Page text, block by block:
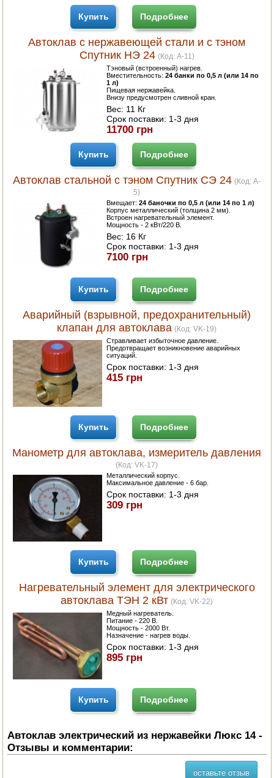
Купить Подробнее
Автоклав с нержавеющей стали и с тэном
Спутник НЭ 24 (Код: A-11)
Тэновый (встроенный) нагрев.
Вместительность: 24 банки по 0,5 л (или 14 по
1 л)
Пищевая нержавейка.
Внизу предусмотрен сливной кран.
Вес: 11 Кг
Срок поставки: 1-3 дня
11700 грн
Купить Подробнее
Автоклав стальной с тэном Спутник СЭ 24 (Код:A-
5)
Вмещает:24 баночки по 0,5 л (или 14 по 1 л)
Корпус металлический (толщина 2 мм).
Встроен нагревательный элемент.
Мощность - 2 кВт/220 В.
Вес: 16 Кг
Срок поставки: 1-3 дня
7100 грн
Купить Подробнее
Аварийный (взрывной, предохранительный)
клапан для автоклава (Код:VK-19)
Стравливает избыточное давление.
Предотвращает возникновение аварийных
ситуаций.
Срок поставки: 1-3 дня
415 грн
Купить Подробнее
Манометр для автоклава, измеритель давления
(Код:VK-17)
Металлический корпус.
Максимальное давление - 6 бар.
Срок поставки: 1-3 дня
309 грн
Купить Подробнее
Нагревательный элемент для электрического
автоклава ТЭН 2 кВт (Код:VK-22)
Медный нагреватель.
Питание - 220 В.
Мощность - 2000 Вт.
Назначение - нагрев воды.
Срок поставки: 1-3 дня
895 грн
Купить Подробнее
Автоклав электрический из нержавейки Люкс 14 -
Отзывы и комментарии:
оставьте отзыв